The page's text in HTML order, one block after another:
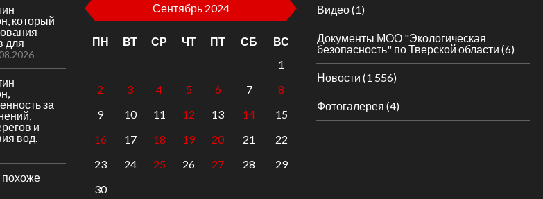
который
для
за
и
вод.
похоже
Сентябрь 2024
ПН ВТ СР ЧТ ПТ СБ
ВС
1
2
3 4 5 6 7
8
9
10 11 12 13 14
15
16
17 18 19 20 21
22
23
24 25 26 27 28
29
30
Видео(1)
Документы МОО "Экологическая
безопасность" по Тверской области (6)
Новости (1 556)
Фотогалерея (4)